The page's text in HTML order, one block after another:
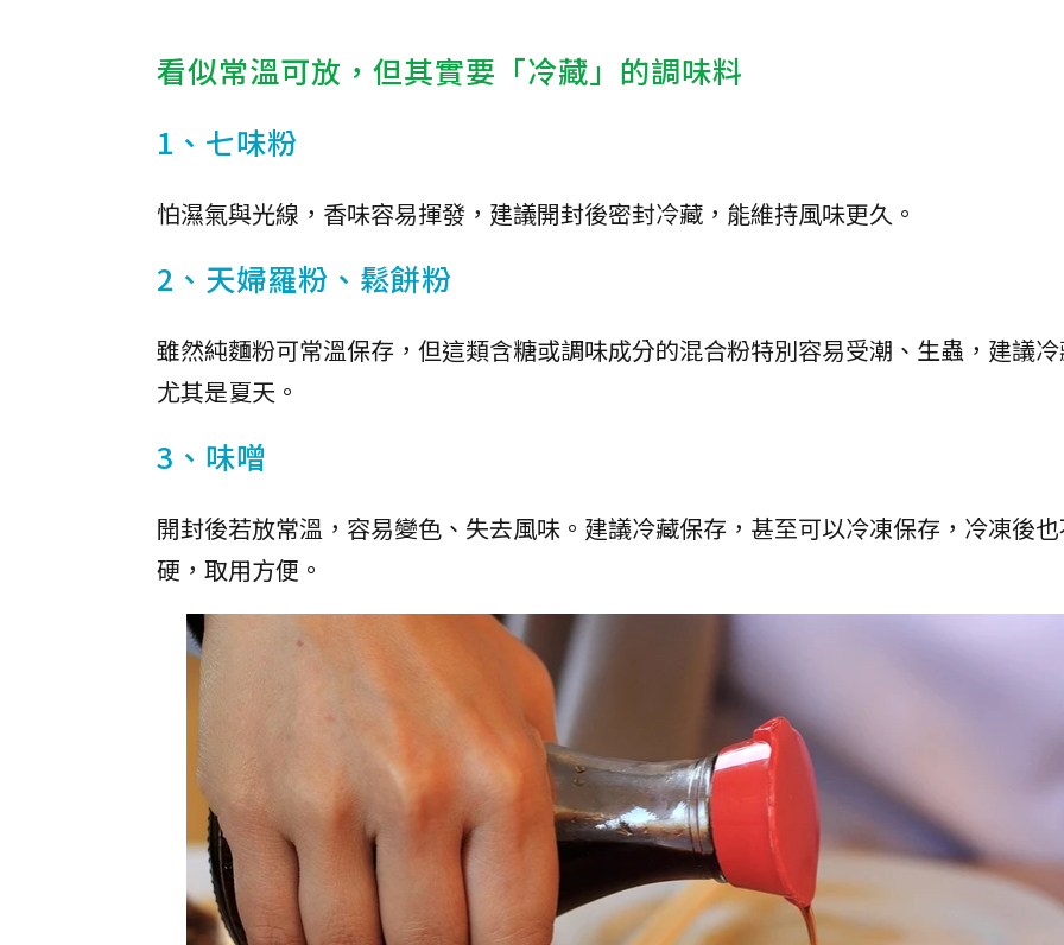
看似常溫可放，但其實要「冷藏」的調味料
1、七味粉
怕濕氣與光線，香味容易揮發，建議開封後密封冷藏，能維持風味更久。
2、天婦羅粉、鬆餅粉
雖然純麵粉可常溫保存，但這類含糖或調味成分的混合粉特別容易受潮、生蟲，建議
尤其是夏天。
3、味噌
開封後若放常溫，容易變色、失去風味。建議冷藏保存，甚至可以冷凍保存，冷凍後
硬，取用方便。